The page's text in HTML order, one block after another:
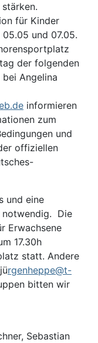
für Kinder
und 07.05.
der folgenden
Angelina
informieren
zum
und
offiziellen
und eine
notwendig. Die
Erwachsene
17.30h
statt. Andere
rgenheppe@t-
bitten wir
Sebastian